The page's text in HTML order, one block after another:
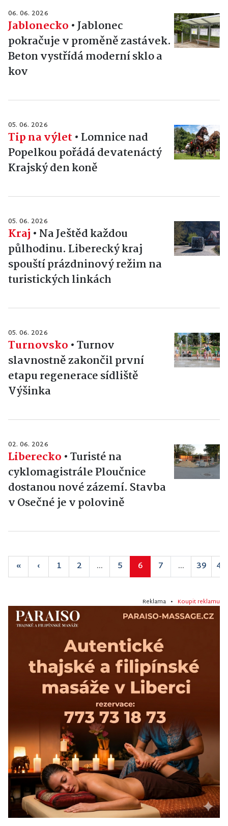
06. 06. 2026
Jablonecko •Jablonec
pokračuje v proměně zastávek.
Beton vystřídá moderní sklo a
kov
05. 06. 2026
Tip na výlet • Lomnice nad
Popelkou pořádá devatenáctý
Krajský den koně
05. 06. 2026
Kraj • Na Ještěd každou
půlhodinu. Liberecký kraj
spouští prázdninový režim na
turistických linkách
05. 06. 2026
Turnovsko •Turnov
slavnostně zakončil první
etapu regenerace sídliště
Výšinka
02. 06. 2026
Liberecko •Turisté na
cyklomagistrále Ploučnice
dostanou nové zázemí. Stavba
v Osečné je v polovině
« ‹ 1 2 ... 5 6 7 ... 39 40
Reklama • Koupit reklamu